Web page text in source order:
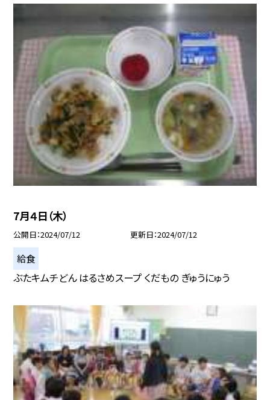
7月４日（木）
公開日 2024/07/12 更新日 2024/07/12
給食
ぶたキムチどん はるさめスープ くだもの ぎゅうにゅう